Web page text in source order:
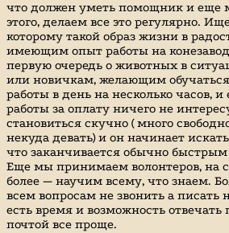
что должен уметь помощник и еще
этого, делаем все это регулярно.
которому такой образ жизни в
имеющим опыт работы на
первую очередь о животных в
или новичкам, желающим
работы в день на несколько часов, и
работы за оплату ничего не
становиться скучно ( много
некуда девать) и он начинает
что заканчивается обычно
Еще мы принимаем волонтеров, на
более — научим всему, что знаем.
всем вопросам не звонить а писать
есть время и возможность отвечать
почтой все проще.